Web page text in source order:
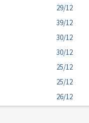
29/12
39/12
30/12
30/12
25/12
25/12
26/12